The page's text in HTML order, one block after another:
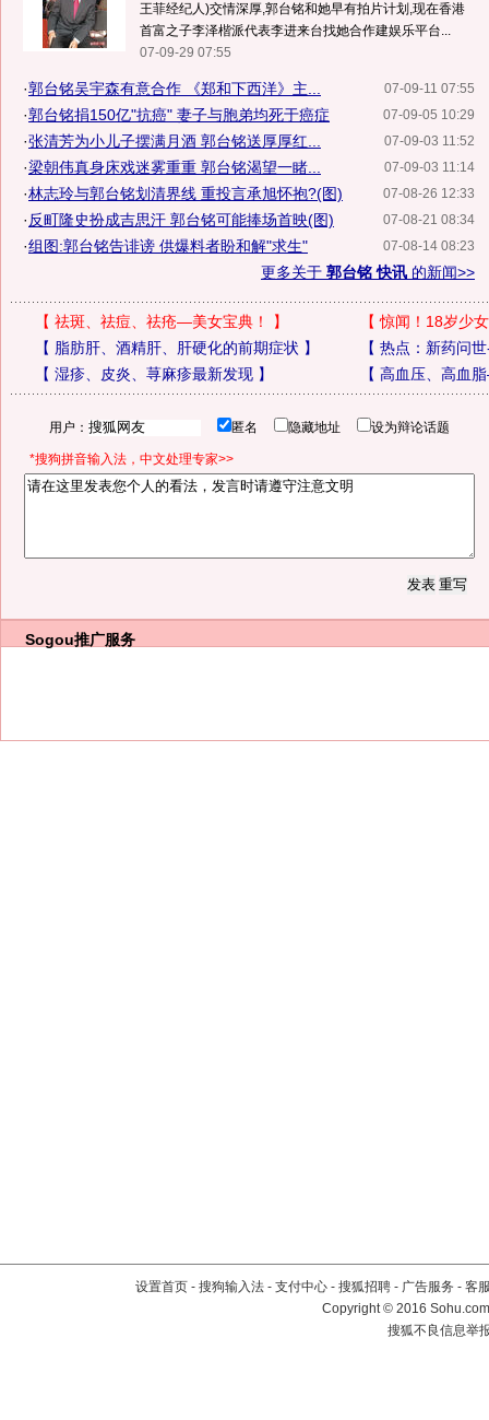
王菲经纪人)交情深厚,郭台铭和她早有拍片计划,现在香港
首富之子李泽楷派代表李进来台找她合作建娱乐平台...
07-09-29 07:55
07-09-11 07:55
·郭台铭吴宇森有意合作 《郑和下西洋》主...
07-09-05 10:29
·郭台铭捐150亿"抗癌" 妻子与胞弟均死于癌症
07-09-03 11:52
·张清芳为小儿子摆满月酒 郭台铭送厚厚红...
07-09-03 11:14
·梁朝伟真身床戏迷雾重重 郭台铭渴望一睹...
07-08-26 12:33
·林志玲与郭台铭划清界线 重投言承旭怀抱?(图)
07-08-21 08:34
· 反町隆史扮成吉思汗 郭台铭可能捧场首映(图)
07-08-14 08:23
·组图:郭台铭告诽谤 供爆料者盼和解"求生"
更多关于 郭台铭 快讯 的新闻>>
【 祛斑、祛痘、祛疮—美女宝典！ 】 【惊闻！18岁少
【 脂肪肝、酒精肝、肝硬化的前期症状 】 【 热点：新药问
【 湿疹、皮炎、荨麻疹最新发现】 【 高血压、高血
用户： 匿名 隐藏地址 设为辩论话题
*搜狗拼音输入法，中文处理专家>>
Sogou推广服务
设置首页 - 搜狗输入法 - 支付中心 - 搜狐招聘 - 广告服务 - 客
Copyright©2016
搜狐不良信息举